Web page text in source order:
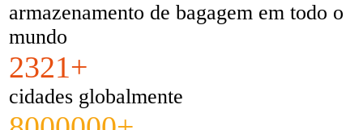
armazenamento de bagagem em todo o
mundo
2321+
cidades globalmente